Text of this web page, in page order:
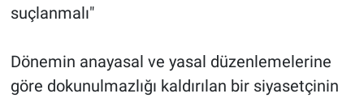
suçlanmalı"
Dönemin anayasal ve yasal düzenlemelerine
göre dokunulmazlığı kaldırılan bir siyasetçinin